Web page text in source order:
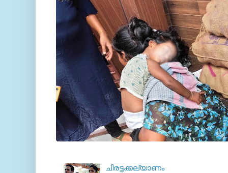
ചിരട്ടക്കല്യാണം